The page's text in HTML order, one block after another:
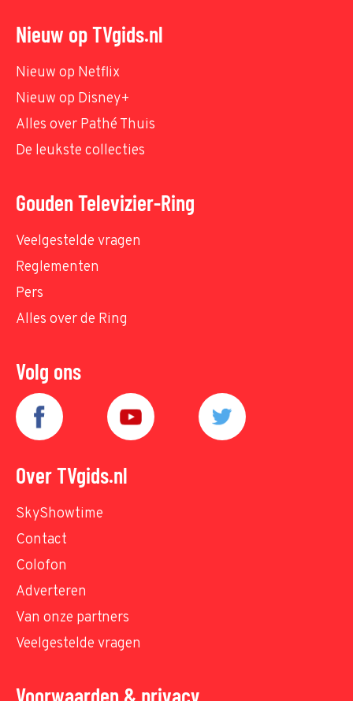
Nieuw op TVgids.nl
Nieuw op Netflix
Nieuw op Disney+
Alles over Pathé Thuis
De leukste collecties
Gouden Televizier-Ring
Veelgestelde vragen
Reglementen
Pers
Alles over de Ring
Volg ons
Over TVgids.nl
SkyShowtime
Contact
Colofon
Adverteren
Van onze partners
Veelgestelde vragen
Voorwaarden & privacy